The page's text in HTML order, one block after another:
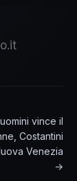
vince il
Costantini
Venezia
→